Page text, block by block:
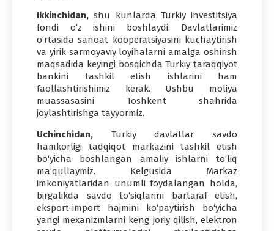
Ikkinchidan, shu kunlarda Turkiy investitsiya
fondi o‘z ishini boshlaydi. Davlatlarimiz
o‘rtasida sanoat kooperatsiyasini kuchaytirish
va yirik sarmoyaviy loyihalarni amalga oshirish
maqsadida keyingi bosqichda Turkiy taraqqiyot
bankini tashkil etish ishlarini ham
faollashtirishimiz kerak. Ushbu moliya
muassasasini Toshkent shahrida
joylashtirishga tayyormiz.
Uchinchidan, Turkiy davlatlar savdo
hamkorligi tadqiqot markazini tashkil etish
bo‘yicha boshlangan amaliy ishlarni to‘liq
ma’qullaymiz. Kelgusida Markaz
imkoniyatlaridan unumli foydalangan holda,
birgalikda savdo to‘siqlarini bartaraf etish,
eksport-import hajmini ko‘paytirish bo‘yicha
yangi mexanizmlarni keng joriy qilish, elektron